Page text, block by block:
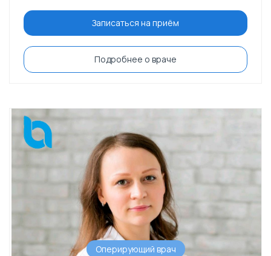
Записаться на приём
Подробнее о враче
Оперирующий врач